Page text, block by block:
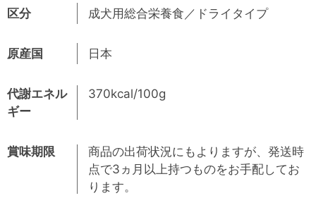
区分 成犬用総合栄養食／ドライタイプ
原産国 日本
代謝エネル
ギー
370kcal/100g
賞味期限
商品の出荷状況にもよりますが、発送時
点で3ヵ月以上持つものをお手配してお
ります。